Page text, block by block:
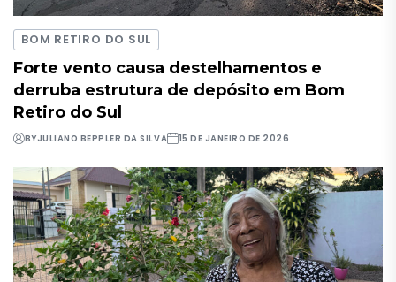
BOM RETIRO DO SUL
Forte vento causa destelhamentos e
derruba estrutura de depósito em Bom
Retiro do Sul
BYJULIANO BEPPLER DA SILVA 15 DE JANEIRO DE 2026